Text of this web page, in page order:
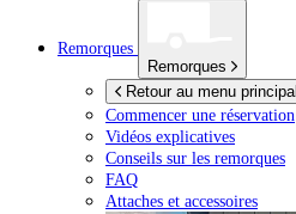
Remorques
Remorques
Retour au menu principal
Commencer une réservation
Vidéos explicatives
Conseils sur les remorques
FAQ
Attaches et accessoires